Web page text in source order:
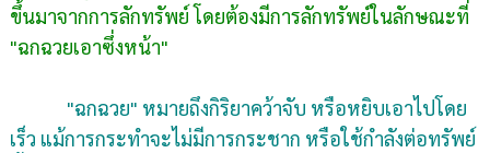
ขึ้นมาจากการลักทรัพย์ โดยต้องมีการลักทรัพย์ในลักษณะที่
"ฉกฉวยเอาซึ่งหน้า"
"ฉกฉวย" หมายถึงกิริยาคว้าจับ หรือหยิบเอาไปโดย
เร็ว แม้การกระทำจะไม่มีการกระชาก หรือใช้กำลังต่อทรัพย์